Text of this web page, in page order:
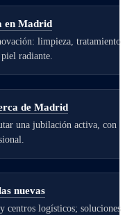
en Madrid
limpieza, tratamiento
radiante.
de Madrid
una jubilación activa, con
nuevas
centros logísticos; soluciones